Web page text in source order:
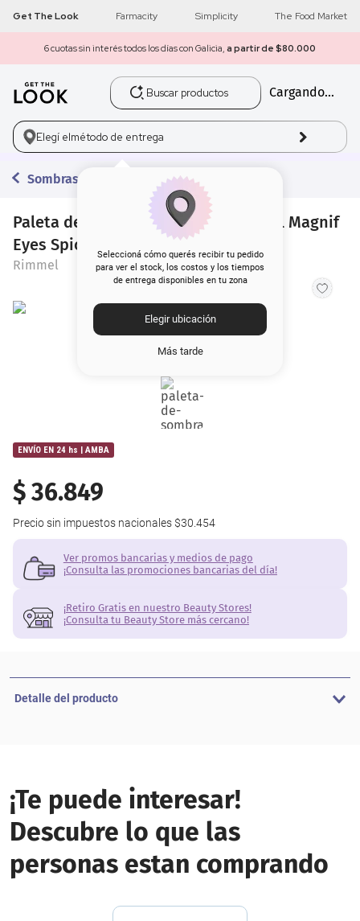
Get The Look Farmacity Simplicity The Food Market
6 cuotas sin interés todos los días con Galicia, a partir de $80.000
Buscar productos
Cargando...
Elegí elmétodo de entrega
Seleccioná cómo querés recibir tu pedido
para ver el stock, los costos y los tiempos
de entrega disponibles en tu zona
Elegir ubicación
Más tarde
Sombras
Paleta de Sombras para Ojos Rimmel Magnif
Eyes Spice x 14 g
Rimmel
ENVÍO EN 24 hs | AMBA
$36.849
Precio sin impuestos nacionales $30.454
Ver promos bancarias y medios de pago
¡Consulta las promociones bancarias del día!
¡Retiro Gratis en nuestro Beauty Stores!
¡Consulta tu Beauty Store más cercano!
Detalle del producto
¡Te puede interesar!
Descubre lo que las
personas estan comprando
1 get the look
2 máscara pestañas
3.
5. corrector
10. nyx